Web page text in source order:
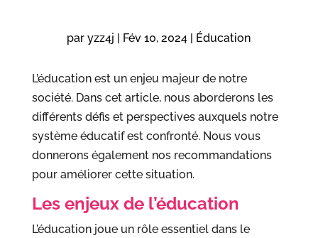
paryzz4j | Fév 10, 2024 | Éducation
L’éducation est un enjeu majeur de notre
société. Dans cet article, nous aborderons les
différents défis et perspectives auxquels notre
système éducatif est confronté. Nous vous
donnerons également nos recommandations
pour améliorer cette situation.
Les enjeux de l’éducation
L’éducation joue un rôle essentiel dans le